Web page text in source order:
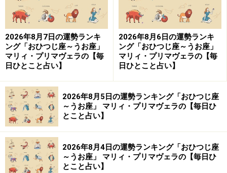
8位：やぎ座／山羊座（12月22日～1月19日
生まれ）
2024年9月2日の運勢「やぎ座」
目上の人に逆らってもいいことなし。素直に従うよう
に。
＞【2024年下半期の運勢】を見る
＞【2024年9月1日～9月30日の金運アップ法】を占う
2026年8月7日の運勢ランキ
ング「おひつじ座～うお座」
マリィ・プリマヴェラの【毎
日ひとこと占い】
2026年8月6日の運勢ランキ
ング「おひつじ座～うお座」
マリィ・プリマヴェラの【毎
日ひとこと占い】
2026年8月5日の運勢ランキング「おひつじ座
～うお座」 マリィ・プリマヴェラの【毎日ひ
とこと占い】
2026年8月4日の運勢ランキング「おひつじ座
～うお座」 マリィ・プリマヴェラの【毎日ひ
とこと占い】